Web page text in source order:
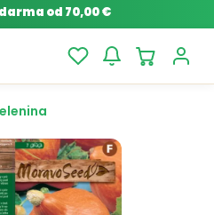
od 70,00 €